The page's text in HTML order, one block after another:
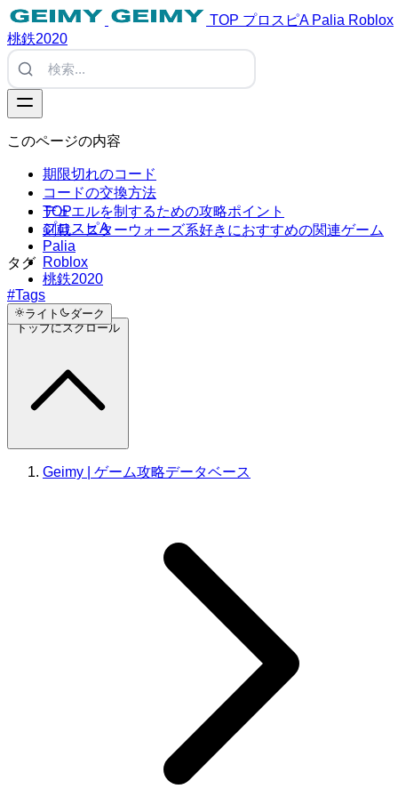
TOP プロスピA Palia Roblox
桃鉄2020
TOP
プロスピA
Palia
Roblox
桃鉄2020
ライト ダーク
このページの内容
期限切れのコード
コードの交換方法
デュエルを制するための攻略ポイント
剣戟・スターウォーズ系好きにおすすめの関連ゲーム
タグ
#Tags
トップにスクロール
Geimy | ゲーム攻略データベース